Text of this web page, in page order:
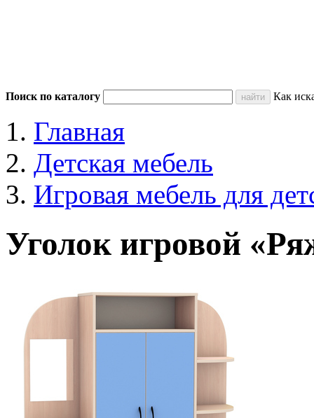
Поиск по каталогу Как
Главная
Детская мебель
Игровая мебель для
Уголок игровой